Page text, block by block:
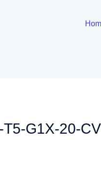
G1X-20-